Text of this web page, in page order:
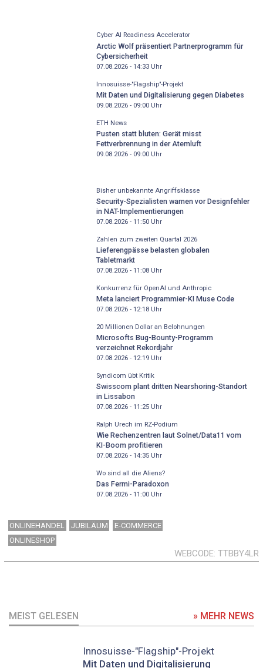
Cyber AI Readiness Accelerator
Arctic Wolf präsentiert Partnerprogramm für
Cybersicherheit
07.08.2026 - 14:33Uhr
Innosuisse-"Flagship"-Projekt
Mit Daten und Digitalisierung gegen Diabetes
09.08.2026 - 09:00Uhr
ETH News
Pusten statt bluten: Gerät misst
Fettverbrennung in der Atemluft
09.08.2026 - 09:00Uhr
Bisher unbekannte Angriffsklasse
Security-Spezialisten warnen vor Designfehler
in NAT-Implementierungen
07.08.2026 - 11:50Uhr
Zahlen zum zweiten Quartal 2026
Lieferengpässe belasten globalen
Tabletmarkt
07.08.2026 - 11:08Uhr
Konkurrenz für OpenAI und Anthropic
Meta lanciert Programmier-KI Muse Code
07.08.2026 - 12:18Uhr
20 Millionen Dollar an Belohnungen
Microsofts Bug-Bounty-Programm
verzeichnet Rekordjahr
07.08.2026 - 12:19Uhr
Syndicom übt Kritik
Swisscom plant dritten Nearshoring-Standort
in Lissabon
07.08.2026 - 11:25Uhr
Ralph Urech im RZ-Podium
Wie Rechenzentren laut Solnet/Data11 vom
KI-Boom profitieren
07.08.2026 - 14:35Uhr
Wo sind all die Aliens?
Das Fermi-Paradoxon
07.08.2026 - 11:00Uhr
ONLINEHANDEL JUBILÄUM
E-COMMERCE
ONLINESHOP
WEBCODE TTBBY4LR
MEIST GELESEN » MEHR NEWS
Innosuisse-"Flagship"-Projekt
Mit Daten und Digitalisierung